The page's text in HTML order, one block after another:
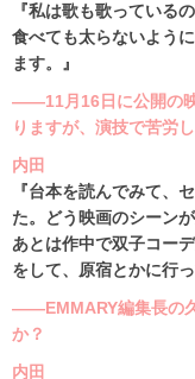
『私は歌も歌っている
食べても太らないよう
ます。』
――11月16日に公開の
りますが、演技で苦労
内田
『台本を読んでみて、
た。どう映画のシーン
あとは作中で双子コー
をして、原宿とかに行
――EMMARY編集長の
か？
内田